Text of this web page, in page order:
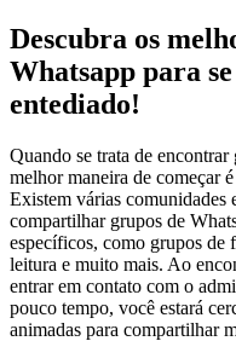
Descubra os
Whatsapp para
entediado!
Quando se trata de
melhor maneira de começar
Existem várias comunidades
compartilhar grupos de
específicos, como grupos de
leitura e muito mais. Ao
entrar em contato com o
pouco tempo, você estará
animadas para compartilhar